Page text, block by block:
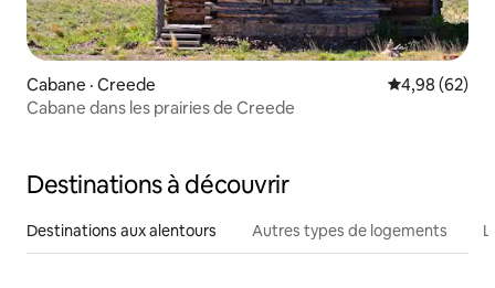
Cabane · Creede Note
4,98 (62)
Cabane dans les prairies de Creede
Destinations à découvrir
Destinations aux alentours Autres types de logements